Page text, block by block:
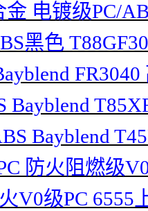
金 电镀级PC/
黑色
Bayblend
Bayblend
防火阻燃级
V0级PC 6555